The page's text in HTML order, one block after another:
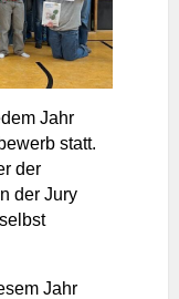
Jahr
statt.
der
der Jury
Jahr